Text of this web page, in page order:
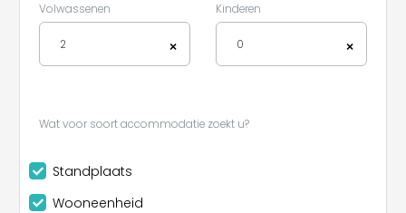
Volwassenen
×
2
Kinderen
×
0
Wat voor soort accommodatie zoekt u?
Standplaats
Wooneenheid